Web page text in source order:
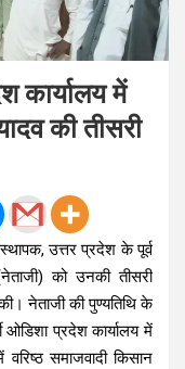
कार्यालय में
की तीसरी
उत्तर प्रदेश के पूर्व
को उनकी तीसरी
की। नेताजी की पुण्यतिथि के
प्रदेश कार्यालय में
समाजवादी किसान